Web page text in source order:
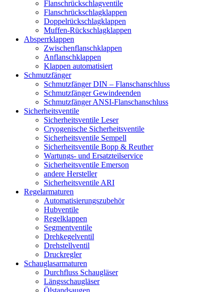
Flanschrückschlagventile
Flanschrückschlagklappen
Doppelrückschlagklappen
Muffen-Rückschlagklappen
Absperrklappen
Zwischenflanschklappen
Anflanschklappen
Klappen automatisiert
Schmutzfänger
Schmutzfänger DIN – Flanschanschluss
Schmutzfänger Gewindeenden
Schmutzfänger ANSI-Flanschanschluss
Sicherheitsventile
Sicherheitsventile Leser
Cryogenische Sicherheitsventile
Sicherheitsventile Sempell
Sicherheitsventile Bopp & Reuther
Wartungs- und Ersatzteilservice
Sicherheitsventile Emerson
andere Hersteller
Sicherheitsventile ARI
Regelarmaturen
Automatisierungszubehör
Hubventile
Regelklappen
Segmentventile
Drehkegelventil
Drehstellventil
Druckregler
Schauglas­armaturen
Durchfluss Schaugläser
Längsschaugläser
Ölstandsaugen